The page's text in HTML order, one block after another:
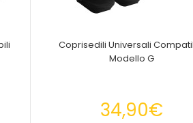
Coprisedili Universali
Modello G
34,90€